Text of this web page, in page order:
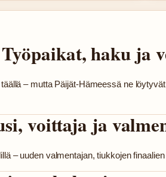
haku ja
– mutta Päijät-Hämeessä ne
voittaja ja
– uuden valmentajan, tiukkojen